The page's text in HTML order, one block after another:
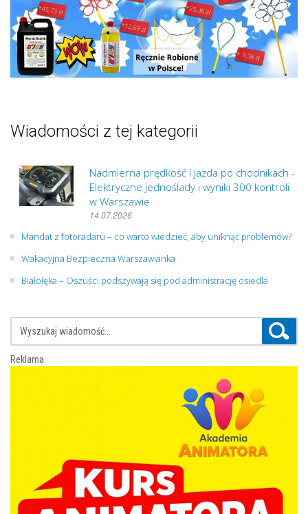
Wiadomości z tej kategorii
Nadmierna prędkość i jazda po chodnikach -
Elektryczne jednoślady i wyniki 300 kontroli
w Warszawie
14.07.2026
Mandat z fotoradaru – co warto wiedzieć, aby uniknąć problemów?
Wakacyjna Bezpieczna Warszawianka
Białołęka – Oszuści podszywają się pod administrację osiedla
Reklama